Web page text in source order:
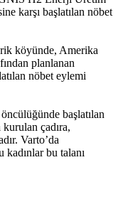
karşı başlatılan nöbet
köyünde, Amerika
planlanan
nöbet eylemi
başlatılan
çadıra,
Varto’da
kadınlar bu talanı